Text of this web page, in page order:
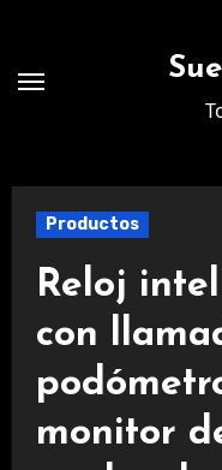
contenido
Productos
Reloj
con
monitor